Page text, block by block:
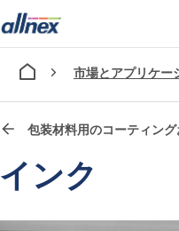
市場とアプリケー
包装材料用のコーティン
インク